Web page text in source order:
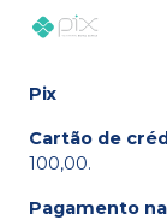
Pix
Cartão de
100,00.
Pagamento